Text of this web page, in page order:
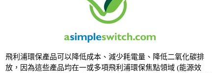
飛利浦環保產品可以降低成本、減少耗電量、降低二氧化碳排
放，因為這些產品均在一或多項飛利浦環保焦點領域 (能源效